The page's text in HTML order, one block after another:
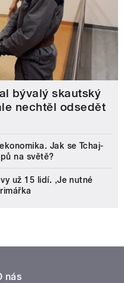
bývalý skautský
nechtěl odsedět
Jak se Tchaj-
na světě?
už 15 lidí. ‚Je nutné
nás